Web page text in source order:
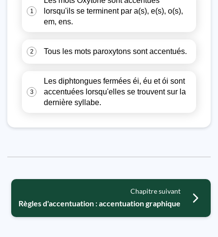
1
lorsqu'ils se terminent par a(s), e(s), o(s),
em, ens.
2 Tous les mots paroxytons sont accentués.
3
Les diphtongues fermées éi, éu et ói sont
accentuées lorsqu'elles se trouvent sur la
dernière syllabe.
Chapitre suivant
Règles d'accentuation : accentuation graphique